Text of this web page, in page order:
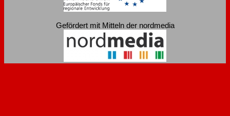
Gefördert mit Mitteln der nordmedia